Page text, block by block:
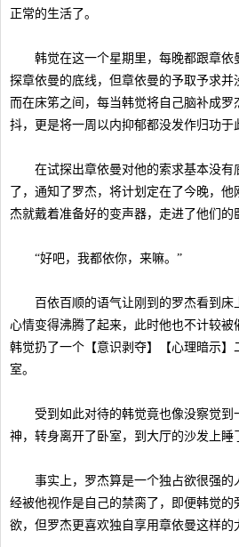
正常的生活了。
韩觉在这一个星期里，每晚都跟章依
探章依曼的底线，但章依曼的予取予求并
而在床笫之间，每当韩觉将自己脑补成罗
抖，更是将一周以内抑郁都没发作归功于
在试探出章依曼对他的索求基本没有
了，通知了罗杰，将计划定在了今晚，
杰就戴着准备好的变声器，走进了他们的
“好吧，我都依你，来嘛。”
百依百顺的语气让刚到的罗杰看到床
心情变得沸腾了起来，此时他也不计较被
韩觉扔了一个【意识剥夺】【心理暗示】
室。
受到如此对待的韩觉竟也像没察觉到
神，转身离开了卧室，到大厅的沙发上睡
事实上，罗杰算是一个独占欲很强的
经被他视作是自己的禁脔了，即便韩觉的
欲，但罗杰更喜欢独自享用章依曼这样的